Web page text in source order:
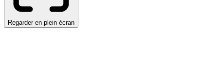
Regarder en plein écran